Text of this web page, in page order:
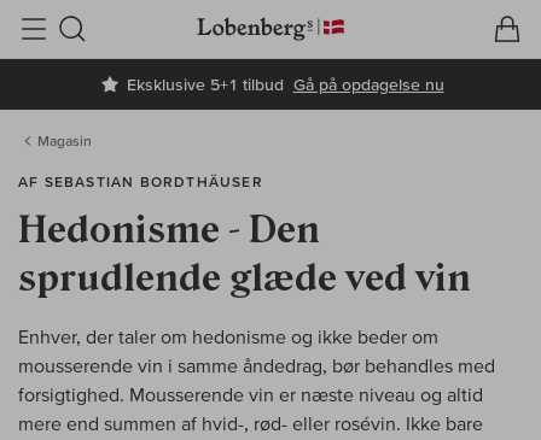
Eksklusive 5+1 tilbud Gå på opdagelse nu
Søg
Magasin
AF SEBASTIAN BORDTHÄUSER
Hedonisme - Den
sprudlende glæde ved vin
Enhver, der taler om hedonisme og ikke beder om
mousserende vin i samme åndedrag, bør behandles med
forsigtighed. Mousserende vin er næste niveau og altid
mere end summen af hvid-, rød- eller rosévin. Ikke bare